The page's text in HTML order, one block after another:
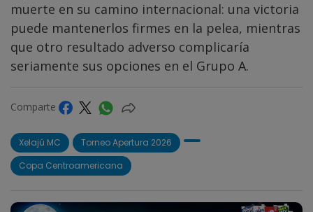
muerte en su camino internacional: una victoria
puede mantenerlos firmes en la pelea, mientras
que otro resultado adverso complicaría
seriamente sus opciones en el Grupo A.
Comparte
Xelajú MC
Torneo Apertura 2026
Copa Centroamericana